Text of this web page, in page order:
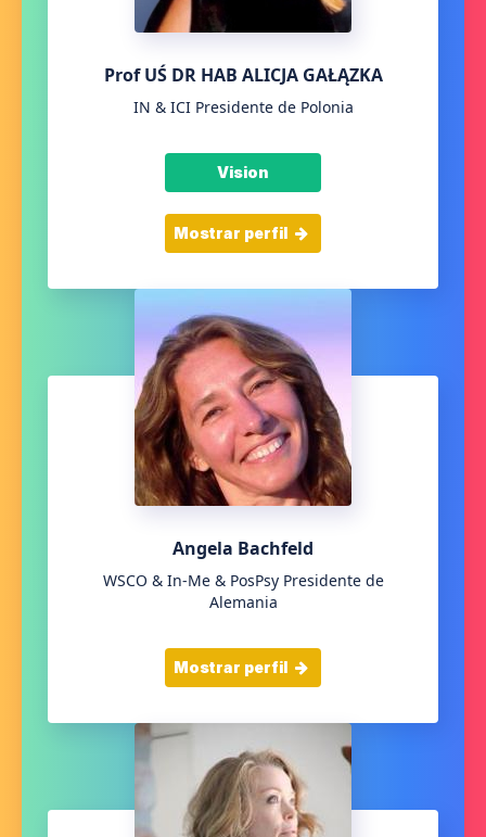
Prof UŚ DR HAB ALICJA GAŁĄZKA
IN & ICI Presidente de Polonia
Vision
Mostrar perfil
Angela Bachfeld
WSCO & In-Me & PosPsy Presidente de
Alemania
Mostrar perfil